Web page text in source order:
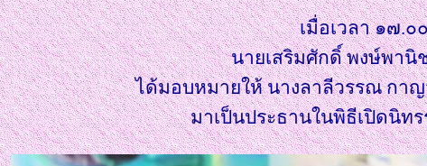
เมื่อเวลา ๑๗.
นายเสริมศักดิ์ พงษ์พานิ
ได้มอบหมายให้ นางลาลีวรรณ กา
มาเป็นประธานในพิธีเปิดนิท